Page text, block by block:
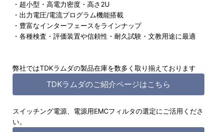
・超小型・高電力密度・高さ2U
・出力電圧/電流プログラム機能搭載
・豊富なインターフェースをラインナップ
・各種検査・評価装置や信頼性・耐久試験・文教用途に最適
弊社ではTDKラムダの製品在庫を数多く取り揃えております
TDKラムダのご紹介ページはこちら
スイッチング電源、電源用EMCフィルタの選定にご活用くださ
い。